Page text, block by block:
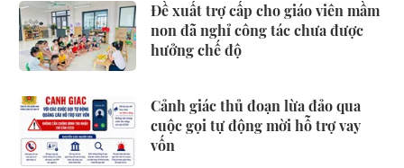
Đề xuất trợ cấp cho giáo viên mầm
non đã nghỉ công tác chưa được
hưởng chế độ
Cảnh giác thủ đoạn lừa đảo qua
cuộc gọi tự động mời hỗ trợ vay
vốn